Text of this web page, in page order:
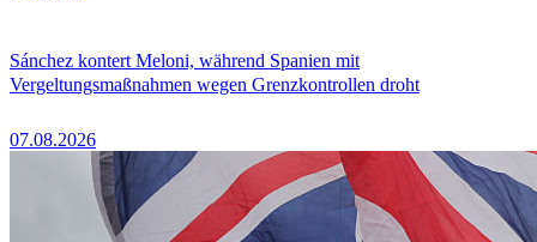
Sánchez kontert Meloni, während Spanien mit
Vergeltungsmaßnahmen wegen Grenzkontrollen droht
07.08.2026